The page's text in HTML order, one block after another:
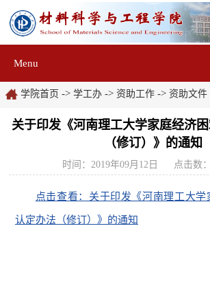
Menu
学院首页 -> 学工办 -> 资助工作 -> 资助文件
关于印发《河南理工大学家庭经济
（修订）》的通知
时间：2019年09月12日 点击数：
点击查看：关于印发《河南理工大学
认定办法（修订）》的通知